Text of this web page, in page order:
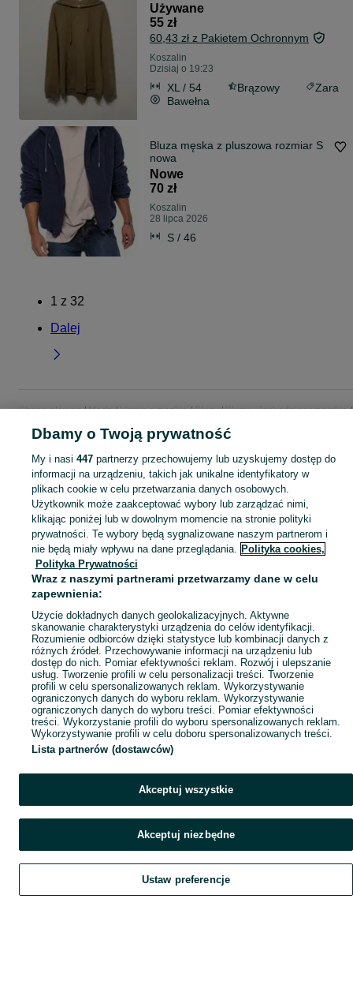
Używane
55 zł
60,43 zł z Pakietem Ochronnym
Koszalin
Dzisiaj o 19:23
XL / 54 Brązowy
Zara
Bawełna
Bluza męska z pluszowa rozmiar S
nowa
Nowe
70 zł
Koszalin
28 lipca 2026
S / 46
1 z 32
Dalej
Strona główna Moda Ubrania męskie Bluzy
Bluzy - Zachodniopomorskie
KATEGORIA
Szeroki wybór bluz męskich Koszalin ▶️ z kapturem, dresowe, oversize i z nadrukiem ✅ Nowe i używane w atrakcyjnych cenach ✌ Znajdź oferty na OLX.pl! Zobacz
Mapa kategorii
Mapa miejscowości
Mapa ministron
Popularne wyszukiwania
Szukaj Obserwujesz Dodaj Czat Konto
Dbamy o Twoją prywatność
My i nasi 447partnerzy przechowujemy lub uzyskujemy dostęp do
informacji na urządzeniu, takich jak unikalne identyfikatory w
plikach cookie w celu przetwarzania danych osobowych.
Użytkownik może zaakceptować wybory lub zarządzać nimi,
klikając poniżej lub w dowolnym momencie na stronie polityki
prywatności. Te wybory będą sygnalizowane naszym partnerom i
nie będą miały wpływu na dane przeglądania. Polityka cookies,
Polityka Prywatności
Wraz z naszymi partnerami przetwarzamy dane w celu
zapewnienia:
Użycie dokładnych danych geolokalizacyjnych. Aktywne
skanowanie charakterystyki urządzenia do celów identyfikacji.
Rozumienie odbiorców dzięki statystyce lub kombinacji danych z
różnych źródeł. Przechowywanie informacji na urządzeniu lub
dostęp do nich. Pomiar efektywności reklam. Rozwój i ulepszanie
usług. Tworzenie profili w celu personalizacji treści. Tworzenie
profili w celu spersonalizowanych reklam. Wykorzystywanie
ograniczonych danych do wyboru reklam. Wykorzystywanie
ograniczonych danych do wyboru treści. Pomiar efektywności
treści. Wykorzystanie profili do wyboru spersonalizowanych reklam.
Wykorzystywanie profili w celu doboru spersonalizowanych treści.
Lista partnerów (dostawców)
Akceptuj wszystkie
Akceptuj niezbędne
Ustaw preferencje